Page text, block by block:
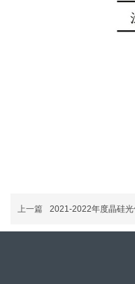
上一篇 2021-2022年度晶硅